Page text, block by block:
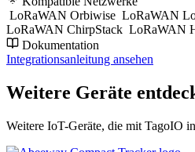
LoRaWAN Orbiwise LoRaWAN
LoRaWAN ChirpStack LoRaWAN
Dokumentation
Integrationsanleitung ansehen
Weitere Geräte
Weitere IoT-Geräte, die mit TagoIO